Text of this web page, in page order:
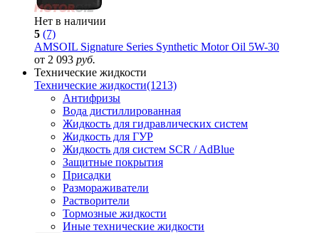
Нет в наличии
5 (7)
AMSOIL Signature Series Synthetic Motor Oil 5W-30
от 2 093 руб.
Технические жидкости
Технические жидкости(1213)
Антифризы
Вода дистиллированная
Жидкость для гидравлических систем
Жидкость для ГУР
Жидкость для систем SCR / AdBlue
Защитные покрытия
Присадки
Размораживатели
Растворители
Тормозные жидкости
Иные технические жидкости